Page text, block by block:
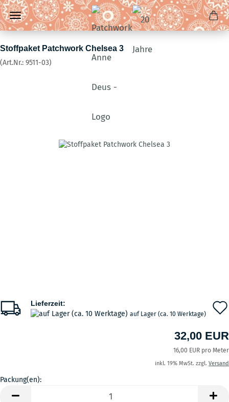
Stoffpaket Patchwork Chelsea 3
(Art.Nr.: 9511-03)
Lieferzeit:
auf Lager (ca. 10 Werktage)
32,00 EUR
16,00 EUR pro Meter
inkl. 19% MwSt. zzgl. Versand
Packung(en):